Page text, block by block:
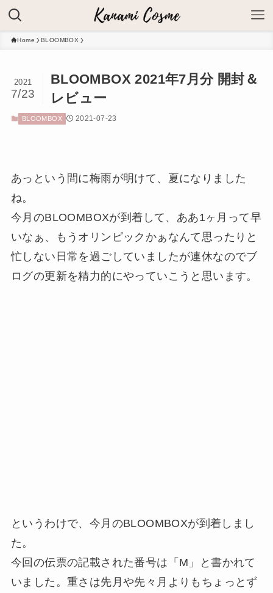
Home BLOOMBOX
BLOOMBOX 2021年7月分 開封＆
レビュー
2021
7/23
BLOOMBOX 2021-07-23
あっという間に梅雨が明けて、夏になりました
ね。
今月のBLOOMBOXが到着して、ああ1ヶ月って早
いなぁ、もうオリンピックかぁなんて思ったりと
忙しない日常を過ごしていましたが連休なのでブ
ログの更新を精力的にやっていこうと思います。
というわけで、今月のBLOOMBOXが到着しまし
た。
今回の伝票の記載された番号は「M」と書かれて
いました。重さは先月や先々月よりもちょっとず